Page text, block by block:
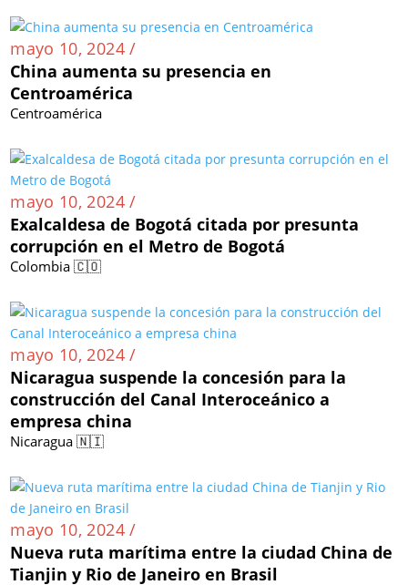
mayo 10, 2024 /
China aumenta su presencia en
Centroamérica
Centroamérica
mayo 10, 2024 /
Exalcaldesa de Bogotá citada por presunta
corrupción en el Metro de Bogotá
Colombia 🇨🇴
mayo 10, 2024 /
Nicaragua suspende la concesión para la
construcción del Canal Interoceánico a
empresa china
Nicaragua 🇳🇮
mayo 10, 2024 /
Nueva ruta marítima entre la ciudad China de
Tianjin y Rio de Janeiro en Brasil